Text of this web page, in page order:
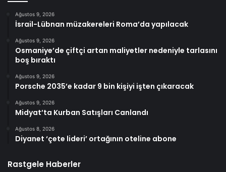
Ağustos 9, 2026
İsrail-Lübnan müzakereleri Roma’da yapılacak
Ağustos 9, 2026
Osmaniye’de çiftçi artan maliyetler nedeniyle tarlasını
boş bıraktı
Ağustos 9, 2026
Porsche 2035’e kadar 9 bin kişiyi işten çıkaracak
Ağustos 9, 2026
Midyat’ta Kurban Satışları Canlandı
Ağustos 8, 2026
Diyanet ‘çete lideri’ ortağının oteline abone
Rastgele Haberler